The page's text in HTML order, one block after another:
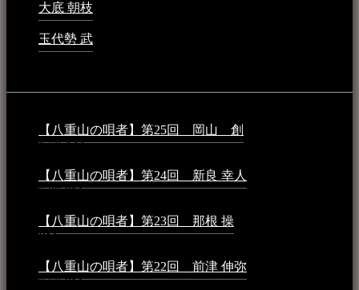
大底 朝枝
玉代勢 武
【八重山の唄者】第25回 岡山 創
1:50 AM
【八重山の唄者】第24回 新良 幸人
5:29 PM
【八重山の唄者】第23回 那根 操
PM
【八重山の唄者】第22回 前津 伸弥
7:50 PM